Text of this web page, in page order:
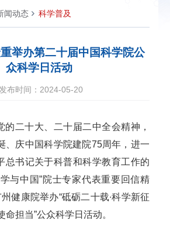
闻动态 科学普及
举办第二十届中国科学院公
众科学日活动
发布时间：2024-05-20
的二十大、二十届二中全会精神，
、庆中国科学院建院75周年，进一
总书记关于科普和科学教育工作的
与中国”院士专家代表重要回信精
健康院举办“砥砺二十载∙科学新征
担当”公众科学日活动。